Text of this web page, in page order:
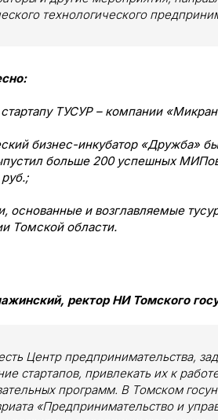
технологического
ТУСУР – компании
бизнес-инкубатор «Дружба»
больше 200 успешных
основанные и возглавляемые
Томской области.
ректор НИ Томского
Центр предпринимательства,
стартапов, привлекать их к
программ. В Томском
«Предпринимательство и